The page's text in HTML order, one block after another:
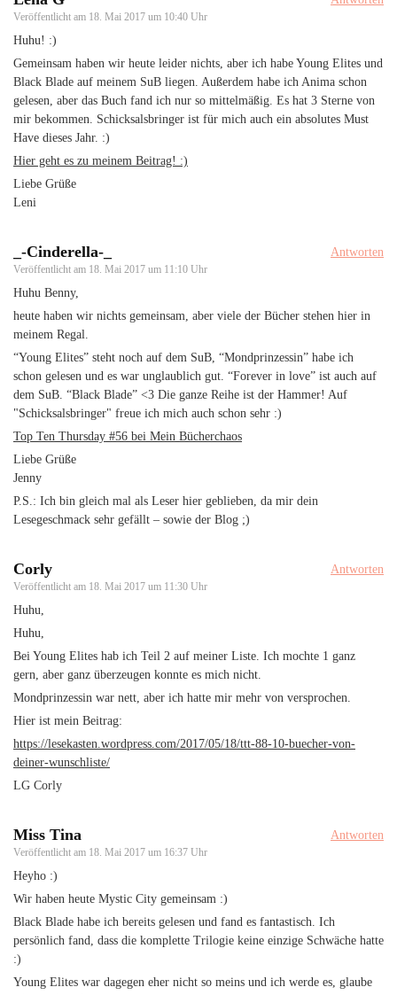
Veröffentlicht am 18. Mai 2017 um 10:40 Uhr
Huhu! :)
Gemeinsam haben wir heute leider nichts, aber ich habe Young Elites und
Black Blade auf meinem SuB liegen. Außerdem habe ich Anima schon
gelesen, aber das Buch fand ich nur so mittelmäßig. Es hat 3 Sterne von
mir bekommen. Schicksalsbringer ist für mich auch ein absolutes Must
Have dieses Jahr. :)
Hier geht es zu meinem Beitrag! :)
Liebe Grüße
Leni
_-Cinderella-_
Veröffentlicht am 18. Mai 2017 um 11:10 Uhr
Antworten
Huhu Benny,
heute haben wir nichts gemeinsam, aber viele der Bücher stehen hier in
meinem Regal.
“Young Elites” steht noch auf dem SuB, “Mondprinzessin” habe ich
schon gelesen und es war unglaublich gut. “Forever in love” ist auch auf
dem SuB. “Black Blade” <3 Die ganze Reihe ist der Hammer! Auf
"Schicksalsbringer" freue ich mich auch schon sehr :)
Top Ten Thursday #56 bei Mein Bücherchaos
Liebe Grüße
Jenny
P.S.: Ich bin gleich mal als Leser hier geblieben, da mir dein
Lesegeschmack sehr gefällt – sowie der Blog ;)
Corly
Veröffentlicht am 18. Mai 2017 um 11:30 Uhr
Antworten
Huhu,
Huhu,
Bei Young Elites hab ich Teil 2 auf meiner Liste. Ich mochte 1 ganz
gern, aber ganz überzeugen konnte es mich nicht.
Mondprinzessin war nett, aber ich hatte mir mehr von versprochen.
Hier ist mein Beitrag:
https://lesekasten.wordpress.com/2017/05/18/ttt-88-10-buecher-von-
deiner-wunschliste/
LG Corly
Miss Tina
Veröffentlicht am 18. Mai 2017 um 16:37 Uhr
Antworten
Heyho :)
Wir haben heute Mystic City gemeinsam :)
Black Blade habe ich bereits gelesen und fand es fantastisch. Ich
persönlich fand, dass die komplette Trilogie keine einzige Schwäche hatte
:)
Young Elites war dagegen eher nicht so meins und ich werde es, glaube